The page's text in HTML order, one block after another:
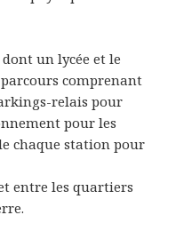
un lycée et le
comprenant
relais pour
pour les
chaque station pour
entre les quartiers